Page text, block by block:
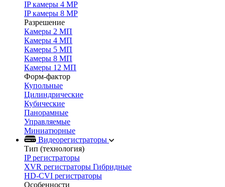
IP камеры 4 MP
IP камеры 8 MP
Разрешение
Камеры 2 МП
Камеры 4 МП
Камеры 5 МП
Камеры 8 МП
Камеры 12 МП
Форм-фактор
Купольные
Цилиндрические
Кубические
Панорамные
Управляемые
Миниатюрные
Видеорегистраторы
Тип (технология)
IP регистраторы
XVR регистраторы Гибридные
HD-CVI регистраторы
Особенности